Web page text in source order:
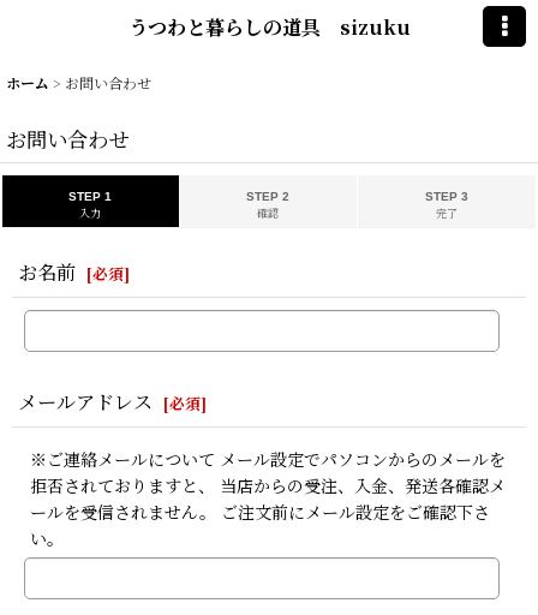
うつわと暮らしの道具 sizuku
ホーム > お問い合わせ
お問い合わせ
STEP 1
入力
STEP 2
確認
STEP 3
完了
お名前 [必須]
メールアドレス [必須]
※ご連絡メールについて メール設定でパソコンからのメールを
拒否されておりますと、 当店からの受注、入金、発送各確認メ
ールを受信されません。 ご注文前にメール設定をご確認下さ
い。